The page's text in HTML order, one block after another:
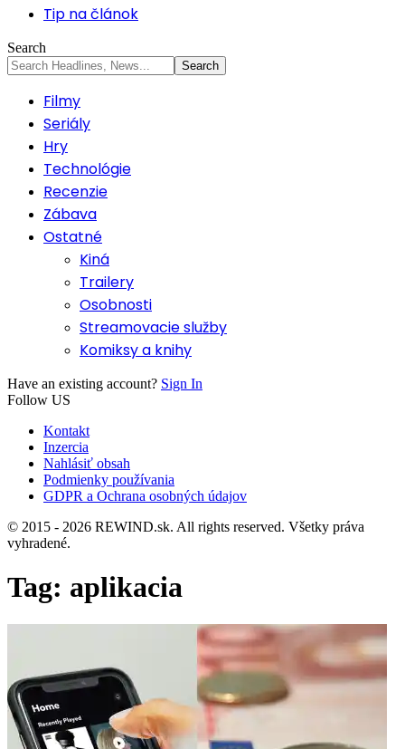
Tip na článok
Search
Filmy
Seriály
Hry
Technológie
Recenzie
Zábava
Ostatné
Kiná
Trailery
Osobnosti
Streamovacie služby
Komiksy a knihy
Have an existing account? Sign In
Follow US
Kontakt
Inzercia
Nahlásiť obsah
Podmienky používania
GDPR a Ochrana osobných údajov
© 2015 - 2026 REWIND.sk. All rights reserved. Všetky práva
vyhradené.
Tag: aplikacia